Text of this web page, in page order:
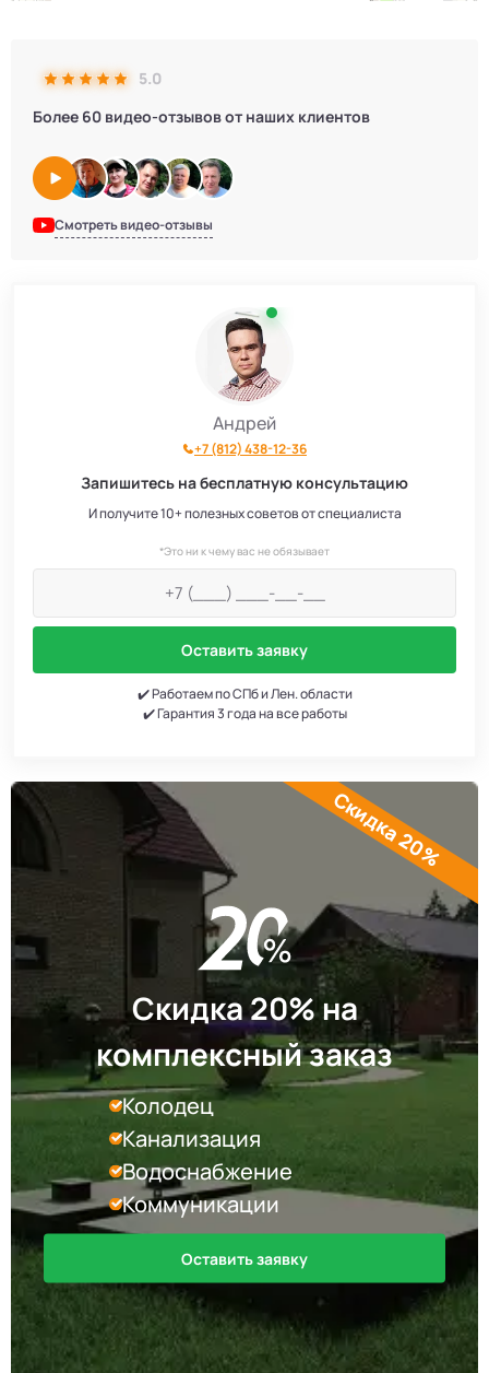
5.0
Более 60 видео-отзывов от наших клиентов
Смотреть видео-отзывы
Андрей
+7 (812) 438-12-36
Запишитесь на бесплатную консультацию
И получите 10+ полезных советов от специалиста
*Это ни к чему вас не обязывает
Оставить заявку
✔️ Работаем по СПб и Лен. области
✔️ Гарантия 3 года на все работы
Скидка 20% на
комплексный заказ
Колодец
Канализация
Водоснабжение
Коммуникации
Оставить заявку
Скидка 20%